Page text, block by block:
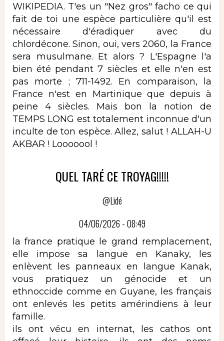
WIKIPEDIA. T'es un "Nez gros" facho ce qui
fait de toi une espèce particulière qu'il est
nécessaire d'éradiquer avec du
chlordécone. Sinon, oui, vers 2060, la France
sera musulmane. Et alors ? L'Espagne l'a
bien été pendant 7 siècles et elle n'en est
pas morte ; 711-1492. En comparaison, la
France n'est en Martinique que depuis à
peine 4 siècles. Mais bon la notion de
TEMPS LONG est totalement inconnue d'un
inculte de ton espèce. Allez, salut ! ALLAH-U
AKBAR ! Looooool !
QUEL TARÉ CE TROYAG!!!!!
@Lidé
04/06/2026 - 08:49
la france pratique le grand remplacement,
elle impose sa langue en Kanaky, les
enlèvent les panneaux en langue Kanak,
vous pratiquez un génocide et un
ethnoccide comme en Guyane, les français
ont enlevés les petits amérindiens à leur
famille.
ils ont vécu en internat, les cathos ont